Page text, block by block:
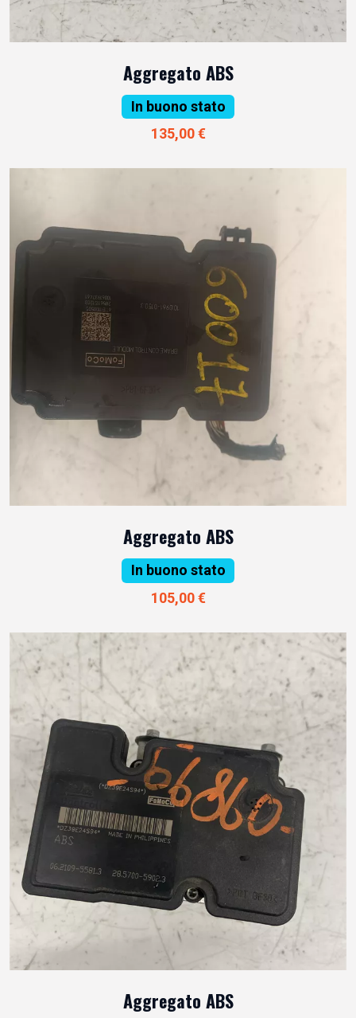
Aggregato ABS
In buono stato
135,00 €
Aggregato ABS
In buono stato
105,00 €
Aggregato ABS